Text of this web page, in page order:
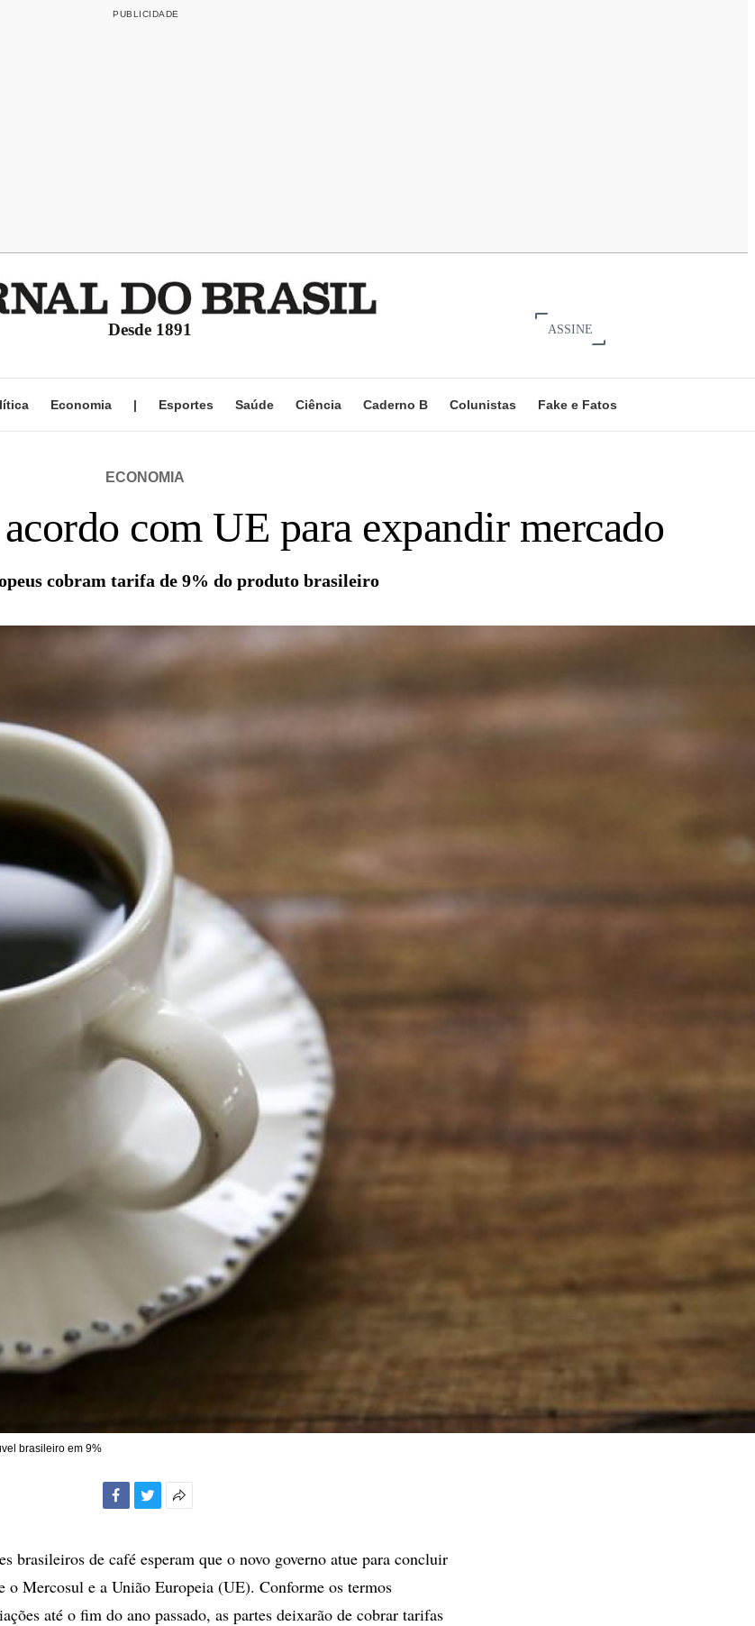
Desde 1891 ASSINE
Economia | Esportes Saúde Ciência Caderno B Colunistas Fake e Fatos
ECONOMIA
com UE para expandir mercado
cobram tarifa de 9% do produto brasileiro
brasileiro em 9%
compartilhamento
brasileiros de café esperam que o novo governo atue para concluir
o Mercosul e a União Europeia (UE). Conforme os termos
até o fim do ano passado, as partes deixarão de cobrar tarifas